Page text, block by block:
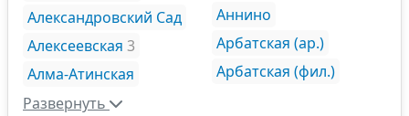
Александровский Сад
Алексеевская 3
Алма-Атинская
Аннино
Арбатская (ар.)
Арбатская (фил.)
Развернуть